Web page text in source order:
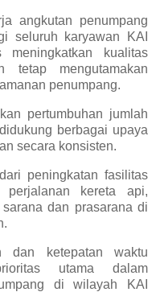
angkutan penumpang
seluruh karyawan KAI
kualitas
tetap mengutamakan
penumpang.
pertumbuhan jumlah
berbagai upaya
secara konsisten.
peningkatan fasilitas
perjalanan kereta api,
dan prasarana di
dan ketepatan waktu
utama dalam
di wilayah KAI